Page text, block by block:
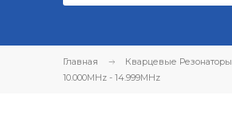
Главная
Кварцевые Резонаторы
10.000MHz - 14.999MHz